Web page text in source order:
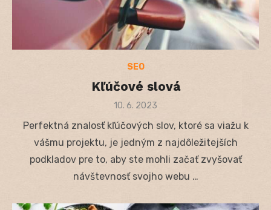
SEO
Kľúčové slová
Posted
10. 6. 2023
Perfektná znalosť kľúčových slov, ktoré sa viažu k
vášmu projektu, je jedným z najdôležitejších
podkladov pre to, aby ste mohli začať zvyšovať
návštevnosť svojho webu …